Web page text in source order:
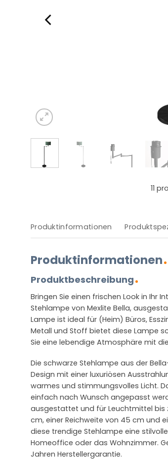
11
Produktinformationen
Produktinformationen
Produktbeschreibung
Bringen Sie einen frischen Look in Ihr
Stehlampe von Mexlite Bella,
Lampe ist ideal für (Heim) Büros,
Metall und Stoff bietet diese Lampe
Sie eine lebendige Atmosphäre mit
Die schwarze Stehlampe aus der
Design mit einer luxuriösen
warmes und stimmungsvolles Licht.
einfach nach Wunsch angepasst
ausgestattet und für Leuchtmittel bis
cm, einer Reichweite von 45 cm und
diese trendige Stehlampe eine
Homeoffice oder das Wohnzimmer.
Jahren Herstellergarantie.